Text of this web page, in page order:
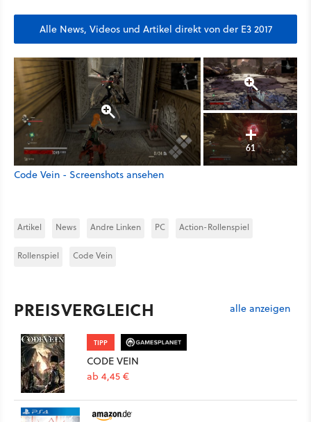
Alle News, Videos und Artikel direkt von der E3 2017
61
Code Vein - Screenshots ansehen
Artikel News Andre Linken PC Action-Rollenspiel
Rollenspiel Code Vein
PREISVERGLEICH alle anzeigen
TIPP
CODE VEIN
ab 4,45 €